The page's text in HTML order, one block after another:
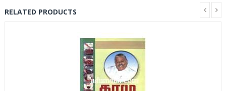
RELATED PRODUCTS